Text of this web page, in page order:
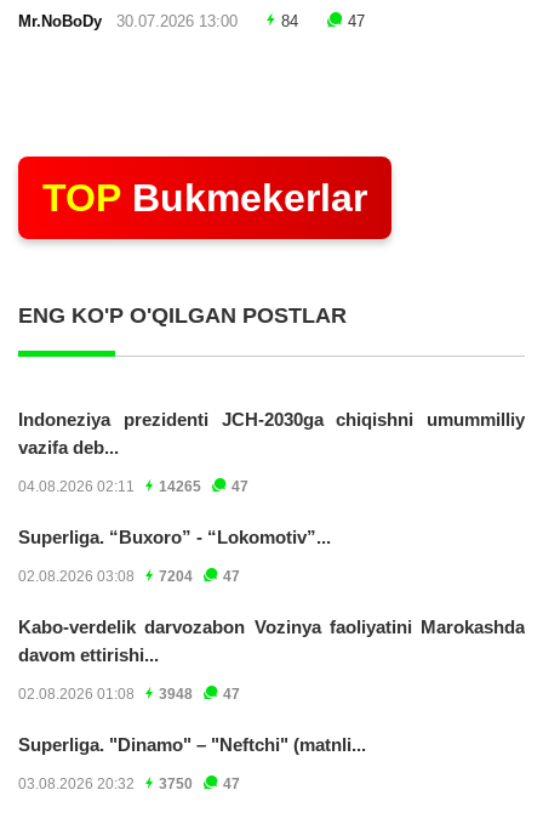
Mr.NoBoDy 30.07.2026 13:00 84 47
TOP Bukmekerlar
ENG KO'P O'QILGAN POSTLAR
Indoneziya prezidenti JCH-2030ga chiqishni umummilliy
vazifa deb...
04.08.2026 02:11 14265 47
Superliga. “Buxoro” - “Lokomotiv”...
02.08.2026 03:08 7204 47
Kabo-verdelik darvozabon Vozinya faoliyatini Marokashda
davom ettirishi...
02.08.2026 01:08 3948 47
Superliga. "Dinamo" – "Neftchi" (matnli...
03.08.2026 20:32 3750 47